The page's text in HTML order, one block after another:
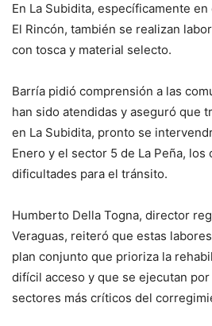
En La Subidita, específicamente
El Rincón, también se realizan
con tosca y material selecto.
Barría pidió comprensión a las
han sido atendidas y aseguró que
en La Subidita, pronto se
Enero y el sector 5 de La Peña,
dificultades para el tránsito.
Humberto Della Togna, director
Veraguas, reiteró que estas
plan conjunto que prioriza la
difícil acceso y que se ejecutan
sectores más críticos del